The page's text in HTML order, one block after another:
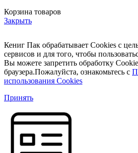
Корзина товаров
Закрыть
Кениг Пак обрабатывает Cookies с
сервисов и для того, чтобы
Вы можете запретить обработку
браузера.Пожалуйста, ознакомьтесь с
использования Cookies
Принять